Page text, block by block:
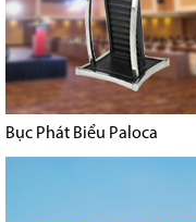
Bục Phát Biểu Paloca